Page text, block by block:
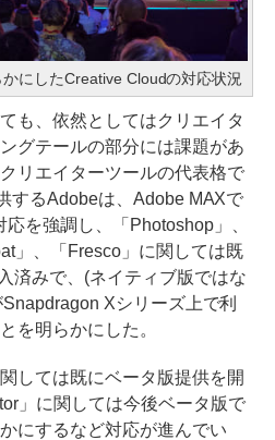
にしたCreative Cloudの対応状況
も、依然としてはクリエイタ
グテールの部分には課題があ
リエイターツールの代表格で
するAdobeは、Adobe MAXで
を強調し、「Photoshop」、
」、「Fresco」に関しては既
済みで、(ネイティブ版ではな
Xシリーズ上で利
を明らかにした。
しては既にベータ版提供を開
」に関しては今後ベータ版で
にするなど対応が進んでい